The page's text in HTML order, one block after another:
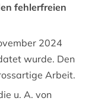
fehlerfreien
2024
wurde. Den
Arbeit.
u. A. von